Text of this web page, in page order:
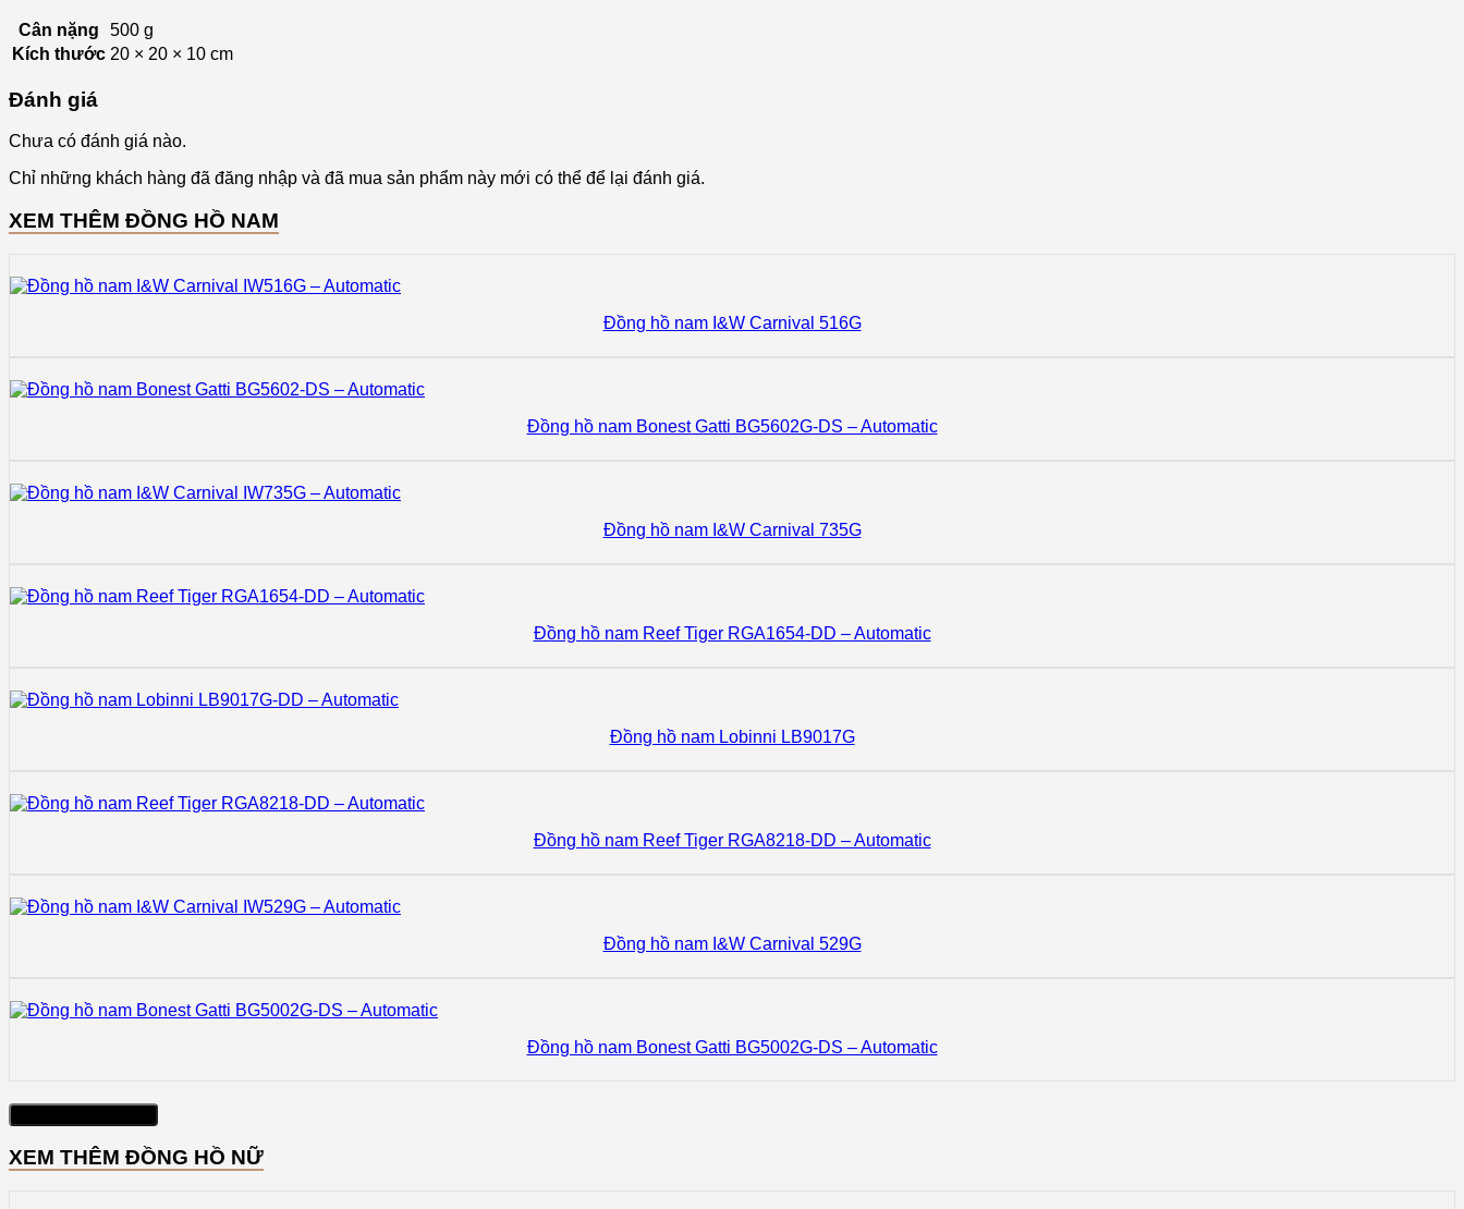
Cân nặng
500 g
Kích thước 20 × 20 × 10 cm
Đánh giá
Chưa có đánh giá nào.
Chỉ những khách hàng đã đăng nhập và đã mua sản phẩm này mới có thể để lại đánh giá.
XEM THÊM ĐỒNG HỒ NAM
Đồng hồ nam I&W Carnival 516G
Đồng hồ nam Bonest Gatti BG5602G-DS – Automatic
Đồng hồ nam I&W Carnival 735G
Đồng hồ nam Reef Tiger RGA1654-DD – Automatic
Đồng hồ nam Lobinni LB9017G
Đồng hồ nam Reef Tiger RGA8218-DD – Automatic
Đồng hồ nam I&W Carnival 529G
Đồng hồ nam Bonest Gatti BG5002G-DS – Automatic
XEM THÊM ĐỒNG HỒ NỮ